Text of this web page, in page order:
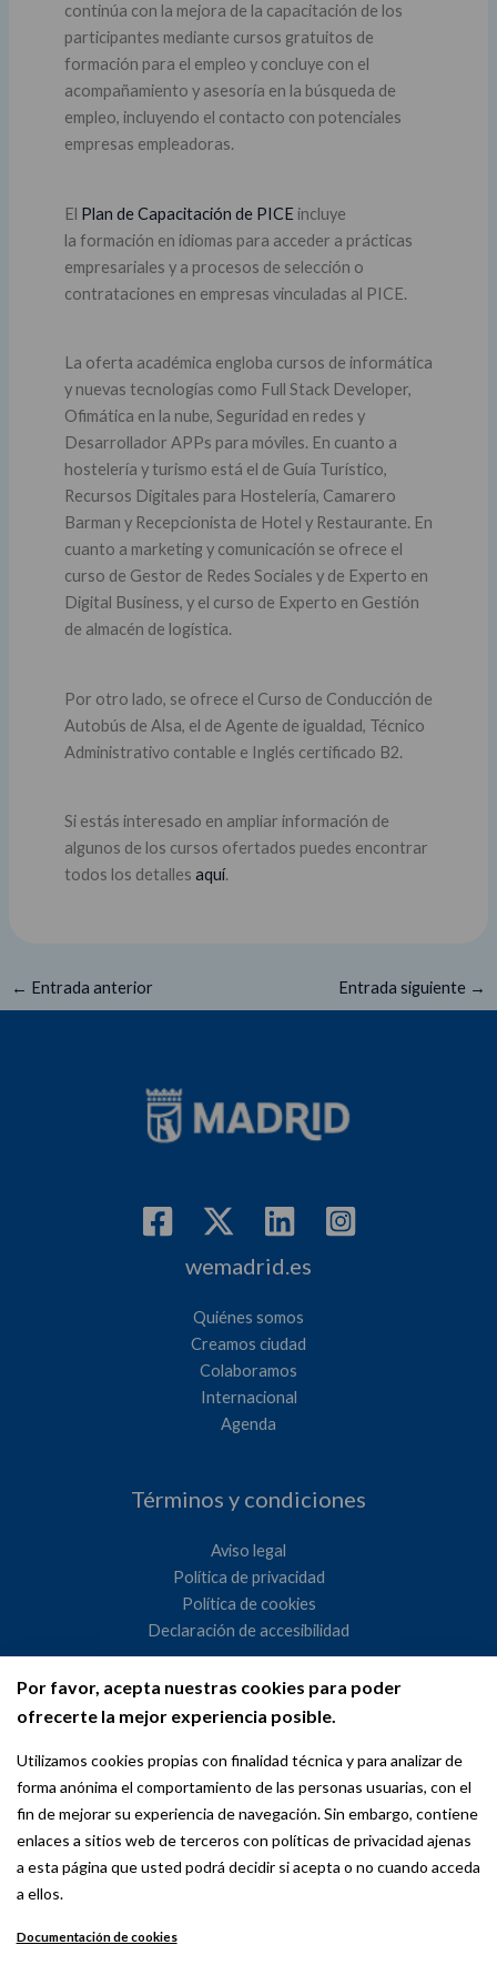
Por favor, acepta nuestras cookies para poder
ofrecerte la mejor experiencia posible.
Utilizamos cookies propias con finalidad técnica y para analizar de
forma anónima el comportamiento de las personas usuarias, con el
fin de mejorar su experiencia de navegación. Sin embargo, contiene
enlaces a sitios web de terceros con políticas de privacidad ajenas
a esta página que usted podrá decidir si acepta o no cuando acceda
a ellos.
Documentación de cookies
continúa con la mejora de la capacitación de los
participantes mediante cursos gratuitos de
formación para el empleo y concluye con el
acompañamiento y asesoría en la búsqueda de
empleo, incluyendo el contacto con potenciales
empresas empleadoras.
El Plan de Capacitación de PICE incluye
la formación en idiomas para acceder a prácticas
empresariales y a procesos de selección o
contrataciones en empresas vinculadas al PICE.
La oferta académica engloba cursos de informática
y nuevas tecnologías como Full Stack Developer,
Ofimática en la nube, Seguridad en redes y
Desarrollador APPs para móviles. En cuanto a
hostelería y turismo está el de Guía Turístico,
Recursos Digitales para Hostelería, Camarero
Barman y Recepcionista de Hotel y Restaurante. En
cuanto a marketing y comunicación se ofrece el
curso de Gestor de Redes Sociales y de Experto en
Digital Business, y el curso de Experto en Gestión
de almacén de logística.
Por otro lado, se ofrece el Curso de Conducción de
Autobús de Alsa, el de Agente de igualdad, Técnico
Administrativo contable e Inglés certificado B2.
Si estás interesado en ampliar información de
algunos de los cursos ofertados puedes encontrar
todos los detalles aquí.
← Entrada anterior Entrada siguiente →
wemadrid.es
Quiénes somos
Creamos ciudad
Colaboramos
Internacional
Agenda
Términos y condiciones
Aviso legal
Política de privacidad
Política de cookies
Declaración de accesibilidad
Ayuntamiento de Madrid
WeMadrid es un sitio web del Ayuntamiento de Madrid
dedicado a las relaciones institucionales y la actividad
internacional del Alcalde. ​